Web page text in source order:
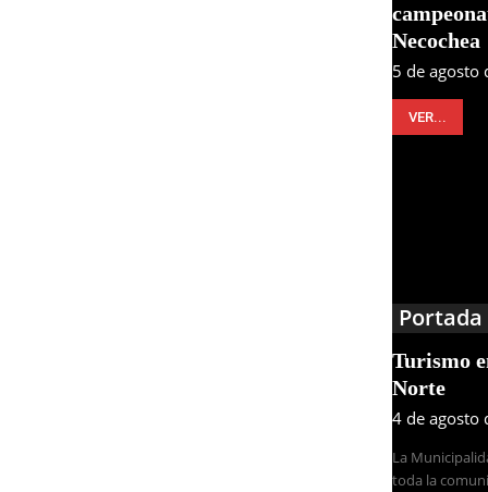
Necochea
5 de agosto
VER...
Portada
Turismo
Norte
4 de agosto
La
toda la